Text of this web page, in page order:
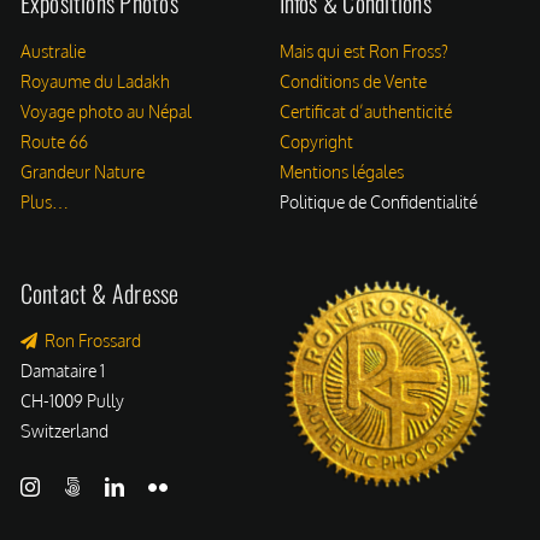
PANIER
Australie
Royaume du Ladakh
Voyage photo au Népal
Route 66
Grandeur Nature
Plus…
Mais qui est Ron Fross?
Conditions de Vente
Certificat d’authenticité
Copyright
Mentions légales
Politique de Confidentialité
Contact & Adresse
Ron Frossard
Damataire 1
CH-1009 Pully
Switzerland